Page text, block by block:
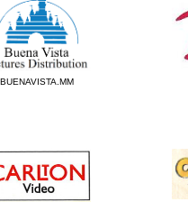
BUENAVISTA.MM